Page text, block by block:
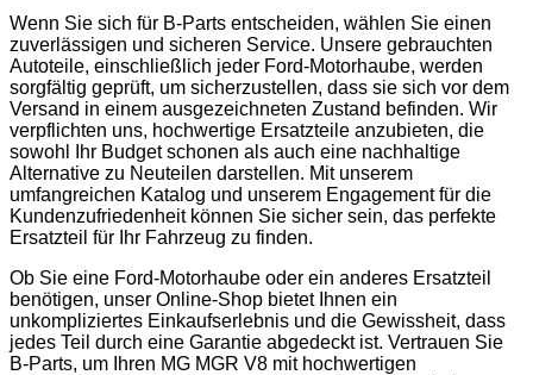
Wenn Sie sich für B-Parts entscheiden, wählen Sie einen
zuverlässigen und sicheren Service. Unsere gebrauchten
Autoteile, einschließlich jeder Ford-Motorhaube, werden
sorgfältig geprüft, um sicherzustellen, dass sie sich vor dem
Versand in einem ausgezeichneten Zustand befinden. Wir
verpflichten uns, hochwertige Ersatzteile anzubieten, die
sowohl Ihr Budget schonen als auch eine nachhaltige
Alternative zu Neuteilen darstellen. Mit unserem
umfangreichen Katalog und unserem Engagement für die
Kundenzufriedenheit können Sie sicher sein, das perfekte
Ersatzteil für Ihr Fahrzeug zu finden.
Ob Sie eine Ford-Motorhaube oder ein anderes Ersatzteil
benötigen, unser Online-Shop bietet Ihnen ein
unkompliziertes Einkaufserlebnis und die Gewissheit, dass
jedes Teil durch eine Garantie abgedeckt ist. Vertrauen Sie
B-Parts, um Ihren MG MGR V8 mit hochwertigen